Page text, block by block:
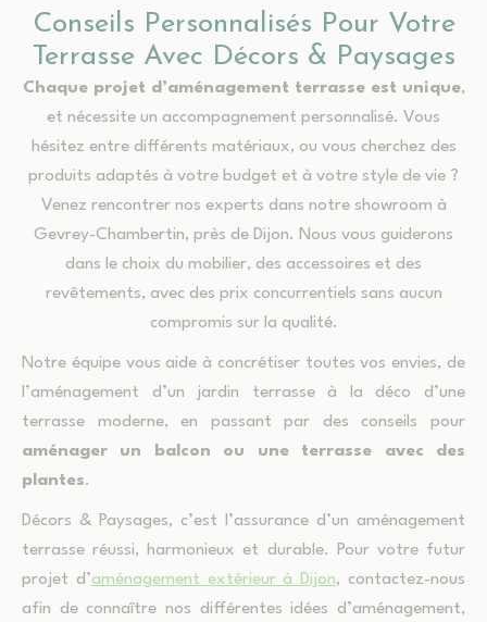
Conseils Personnalisés Pour Votre
Terrasse Avec Décors & Paysages
Chaque projet d’aménagement terrasse est unique,
et nécessite un accompagnement personnalisé. Vous
hésitez entre différents matériaux, ou vous cherchez des
produits adaptés à votre budget et à votre style de vie ?
Venez rencontrer nos experts dans notre showroom à
Gevrey-Chambertin, près de Dijon. Nous vous guiderons
dans le choix du mobilier, des accessoires et des
revêtements, avec des prix concurrentiels sans aucun
compromis sur la qualité.
Notre équipe vous aide à concrétiser toutes vos envies, de
l’aménagement d’un jardin terrasse à la déco d’une
terrasse moderne, en passant par des conseils pour
aménager un balcon ou une terrasse avec des
plantes.
Décors & Paysages, c’est l’assurance d’un aménagement
terrasse réussi, harmonieux et durable. Pour votre futur
projet d’aménagement extérieur à Dijon, contactez-nous
afin de connaître nos différentes idées d’aménagement,